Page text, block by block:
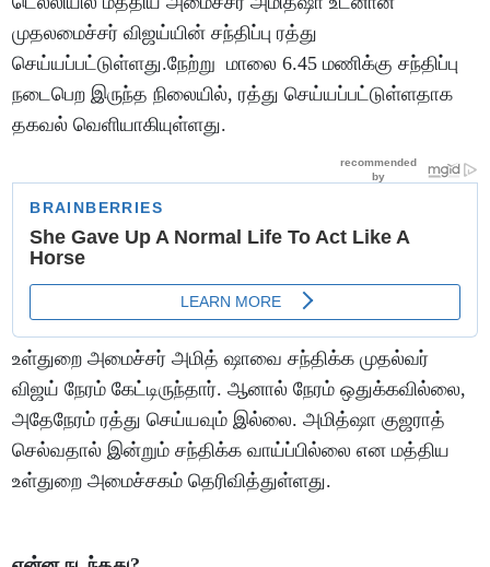
முதலமைச்சர் விஜய்யின் சந்திப்பு ரத்து
செய்யப்பட்டுள்ளது.நேற்று மாலை 6.45 மணிக்கு சந்திப்பு
நடைபெற இருந்த நிலையில், ரத்து செய்யப்பட்டுள்ளதாக
தகவல் வெளியாகியுள்ளது.
உள்துறை அமைச்சர் அமித் ஷாவை சந்திக்க முதல்வர்
விஜய் நேரம் கேட்டிருந்தார். ஆனால் நேரம் ஒதுக்கவில்லை,
அதேநேரம் ரத்து செய்யவும் இல்லை. அமித்ஷா குஜராத்
செல்வதால் இன்றும் சந்திக்க வாய்ப்பில்லை என மத்திய
உள்துறை அமைச்சகம் தெரிவித்துள்ளது.